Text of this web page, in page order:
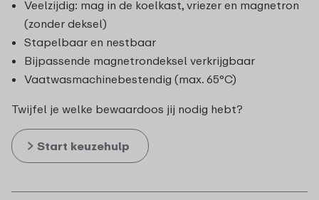
Veelzijdig: mag in de koelkast, vriezer en magnetron
(zonder deksel)
Stapelbaar en nestbaar
Bijpassende magnetrondeksel verkrijgbaar
Vaatwasmachinebestendig (max. 65°C)
Twijfel je welke bewaardoos jij nodig hebt?
Start keuzehulp